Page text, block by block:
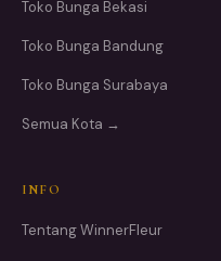
Toko Bunga Bekasi
Toko Bunga Bandung
Toko Bunga Surabaya
Semua Kota →
INFO
Tentang WinnerFleur